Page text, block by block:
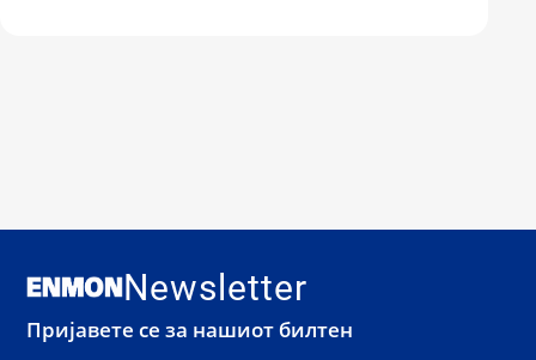
Newsletter
Пријавете се за нашиот билтен